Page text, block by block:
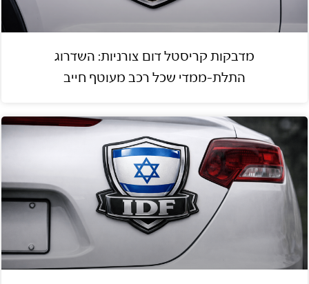
מדבקות קריסטל דום צורניות: השדרוג
התלת-ממדי שכל רכב מעוטף חייב